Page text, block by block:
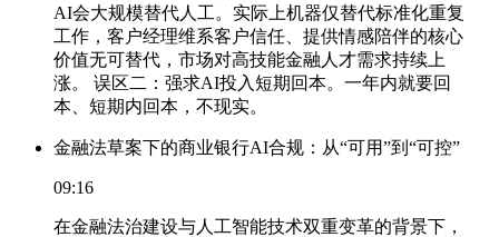
AI会大规模替代人工。实际上机器仅替代标准化重复
工作，客户经理维系客户信任、提供情感陪伴的核心
价值无可替代，市场对高技能金融人才需求持续上
涨。 误区二：强求AI投入短期回本。一年内就要回
本、短期内回本，不现实。
金融法草案下的商业银行AI合规：从“可用”到“可控”
09:16
在金融法治建设与人工智能技术双重变革的背景下，